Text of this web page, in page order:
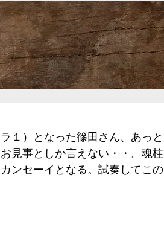
動画 ブログ
１）となった篠田さん、あっと
見事としか言えない・・。魂柱
ンセーイとなる。試奏してこの